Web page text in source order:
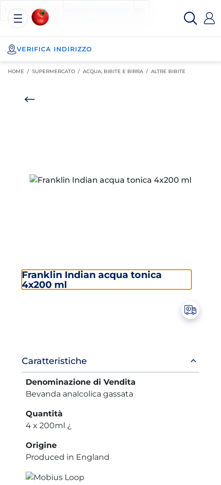
Posizionati sul contenuto principale
Posizionati sull'elenco categorie
I miei acquisti
Esselunga
Spesa
Online
VERIFICA INDIRIZZO
HOME / SUPERMERCATO / ACQUA, BIBITE E BIRRA / ALTRE BIBITE
Franklin Indian acqua tonica
4x200 ml
Informazioni
prodotto
Caratteristiche
Denominazione di Vendita
Bevanda analcolica gassata
Quantità
4 x 200ml ¿
Origine
Produced in England